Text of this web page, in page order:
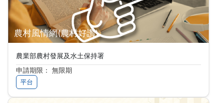
農村風情網(農村好讚)
農業部農村發展及水土保持署
申請期限： 無限期
平台